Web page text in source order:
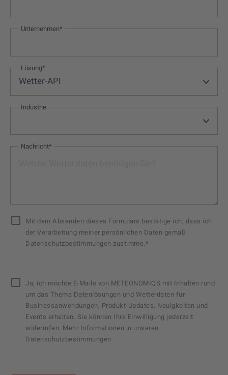
Unternehmen*
Lösung*
Industrie
Nachricht*
Mit dem Absenden dieses Formulars bestätige ich, dass ich
der Verarbeitung meiner persönlichen Daten gemäß
Datenschutzbestimmungen zustimme.*
Ja, ich möchte E-Mails von METEONOMIQS mit Inhalten rund
um das Thema Datenlösungen und Wetterdaten für
Businessanwendungen, Produkt-Updates, Neuigkeiten und
Events erhalten. Sie können Ihre Einwilligung jederzeit
widerrufen. Mehr Informationen in unseren
Datenschutzbestimmungen.